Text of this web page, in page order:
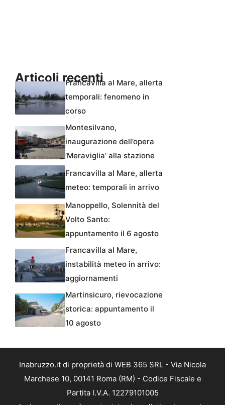
Articoli recentiFrancavilla al Mare, allerta
temporali: fenomeno in
corso
Montesilvano,
inaugurazione dell’opera
‘Meraviglia’ alla stazione
Francavilla al Mare, allerta
meteo: temporali in arrivo
Manoppello, Solennità del
Volto Santo:
appuntamento il 6 agosto
Francavilla al Mare,
instabilità meteo in arrivo:
aggiornamenti
Martinsicuro, rievocazione
storica: appuntamento il
10 agosto
Inabruzzo.it di proprietà di WEB 365 SRL - Via Nicola
Marchese 10, 00141 Roma (RM) - Codice Fiscale e
Partita I.V.A. 12279101005